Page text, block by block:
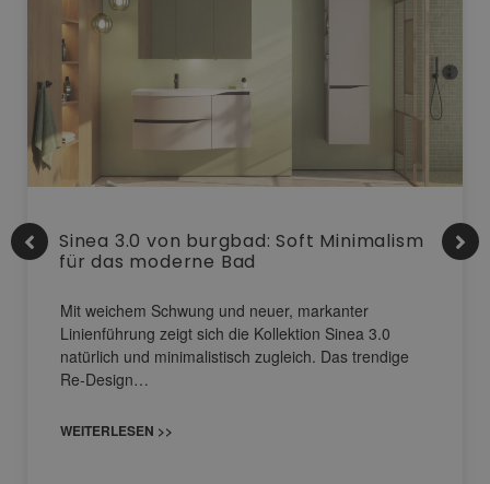
Sinea 3.0 von burgbad: Soft Minimalism
für das moderne Bad
Mit weichem Schwung und neuer, markanter
Linienführung zeigt sich die Kollektion Sinea 3.0
natürlich und minimalistisch zugleich. Das trendige
Re-Design…
WEITERLESEN >>